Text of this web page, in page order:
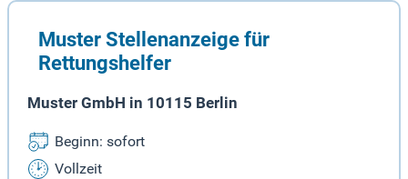
Muster Stellenanzeige für
Rettungshelfer
Muster GmbH in 10115 Berlin
Beginn: sofort
Vollzeit